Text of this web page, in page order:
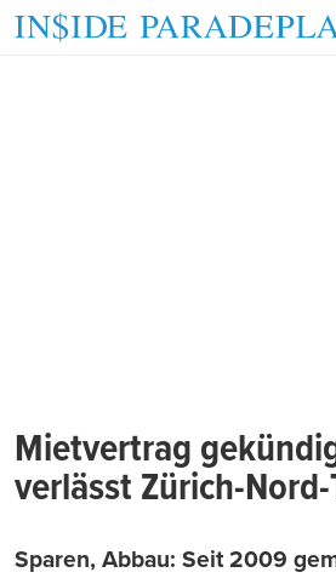
Mietvertrag
verlässt Zürich-
Sparen, Abbau: Seit 2009